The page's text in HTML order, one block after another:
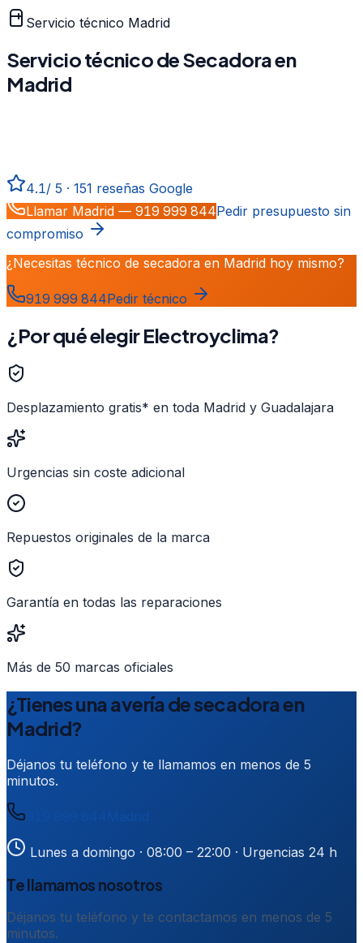
Servicio técnico Madrid
Servicio técnico deSecadoraen
Madrid
4.1/ 5 · 151 reseñas Google
Llamar Madrid — 919 999 844Pedir presupuesto sin
compromiso
¿Necesitas técnico de secadora en Madrid hoy mismo?
919 999 844Pedir técnico
¿Por qué elegir Electroyclima?
Desplazamiento gratis* en toda Madrid y Guadalajara
Urgencias sin coste adicional
Repuestos originales de la marca
Garantía en todas las reparaciones
Más de 50 marcas oficiales
¿Tienes una avería de secadora en
Madrid?
Déjanos tu teléfono y te llamamos en menos de 5
minutos.
Madrid
Lunes a domingo · 08:00 – 22:00 · Urgencias 24 h
Te llamamos nosotros
Déjanos tu teléfono y te contactamos en menos de 5
minutos.